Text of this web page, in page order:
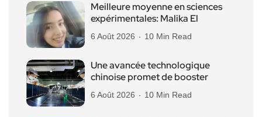
Meilleure moyenne en sciences
expérimentales: Malika El
6 Août 2026 10 Min Read
Une avancée technologique
chinoise promet de booster
6 Août 2026 10 Min Read